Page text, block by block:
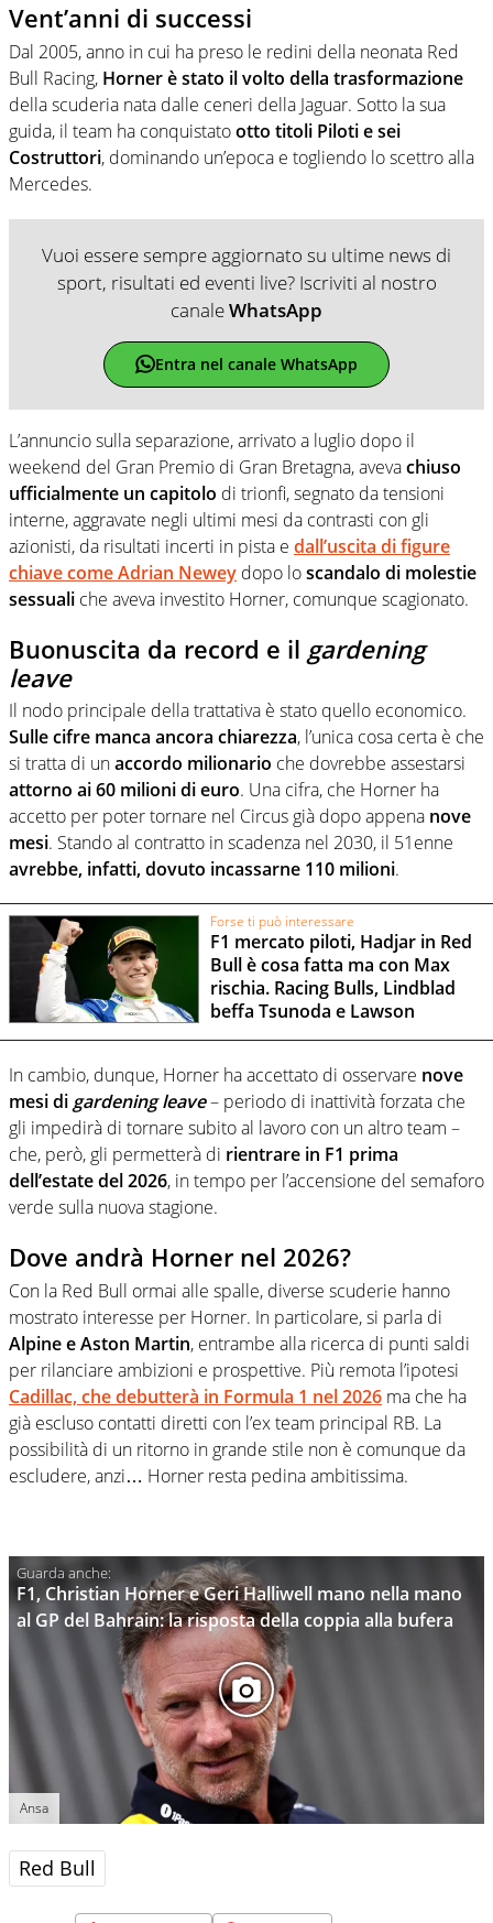
Vent’anni di successi
Dal 2005, anno in cui ha preso le redini della neonata Red
Bull Racing, Horner è stato il volto della trasformazione
della scuderia nata dalle ceneri della Jaguar. Sotto la sua
guida, il team ha conquistatootto titoli Piloti e sei
Costruttori, dominando un’epoca e togliendo lo scettro alla
Mercedes.
Vuoi essere sempre aggiornato su ultime news di
sport, risultati ed eventi live? Iscriviti al nostro
canaleWhatsApp
Entra nel canale WhatsApp
L’annuncio sulla separazione, arrivato a luglio dopo il
weekend del Gran Premio di Gran Bretagna, avevachiuso
ufficialmente un capitolo di trionfi, segnato da tensioni
interne, aggravate negli ultimi mesi da contrasti con gli
azionisti, da risultati incerti in pista e dall’uscita di figure
chiave come Adrian Newey dopo loscandalo di molestie
sessuali che aveva investito Horner, comunque scagionato.
Buonuscita da record e il gardening
leave
Il nodo principale della trattativa è stato quello economico.
Sulle cifre manca ancora chiarezza, l’unica cosa certa è che
si tratta di unaccordo milionario che dovrebbe assestarsi
attorno ai 60 milioni di euro. Una cifra, che Horner ha
accetto per poter tornare nel Circus già dopo appena nove
mesi. Stando al contratto in scadenza nel 2030, il 51enne
avrebbe, infatti, dovuto incassarne 110 milioni.
Forse ti può interessare
F1 mercato piloti, Hadjar in Red
Bull è cosa fatta ma con Max
rischia. Racing Bulls, Lindblad
beffa Tsunoda e Lawson
In cambio, dunque, Horner ha accettato di osservare nove
mesi di gardening leave– periodo di inattività forzata che
gli impedirà di tornare subito al lavoro con un altro team –
che, però, gli permetterà di rientrare in F1 prima
dell’estate del 2026, in tempo per l’accensione del semaforo
verde sulla nuova stagione.
Dove andrà Horner nel 2026?
Con la Red Bull ormai alle spalle, diverse scuderie hanno
mostrato interesse per Horner. In particolare, si parla di
Alpine e Aston Martin, entrambe alla ricerca di punti saldi
per rilanciare ambizioni e prospettive. Più remota l’ipotesi
Cadillac, che debutterà in Formula 1 nel 2026 ma che ha
già escluso contatti diretti con l’ex team principal RB. La
possibilità di un ritorno in grande stile non è comunque da
escludere, anzi… Horner resta pedina ambitissima.
F1, Christian Horner e Geri Halliwell mano nella mano
al GP del Bahrain: la risposta della coppia alla bufera
Ansa
Red Bull